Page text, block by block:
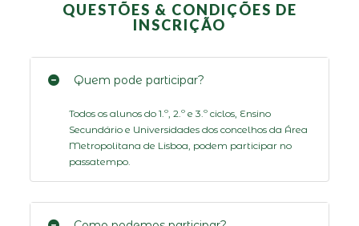
QUESTÕES & CONDIÇÕES DE
INSCRIÇÃO
Quem pode participar?
Todos os alunos do 1.º, 2.º e 3.º ciclos, Ensino
Secundário e Universidades dos concelhos da Área
Metropolitana de Lisboa, podem participar no
passatempo.